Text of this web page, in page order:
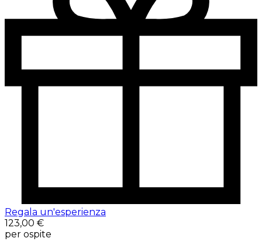
Regala un'esperienza
123,00 €
per ospite